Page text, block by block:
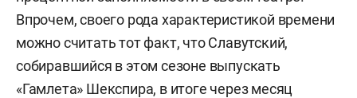
Впрочем, своего рода характеристикой времени
можно считать тот факт, что Славутский,
собиравшийся в этом сезоне выпускать
«Гамлета» Шекспира, в итоге через месяц